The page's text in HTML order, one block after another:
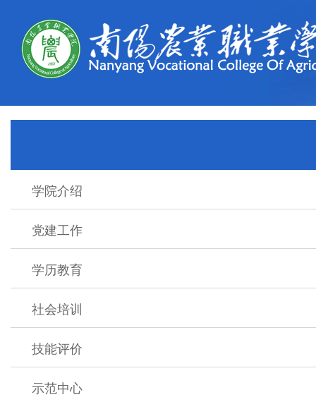
学院介绍
党建工作
学历教育
社会培训
技能评价
示范中心